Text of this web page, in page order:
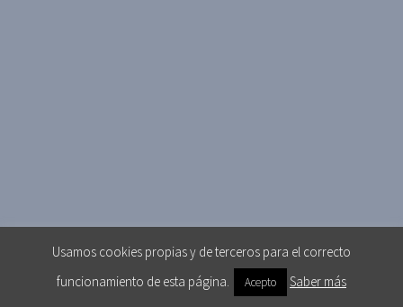
Usamos cookies propias y de terceros para el correcto
funcionamiento de esta página.
Acepto Saber más